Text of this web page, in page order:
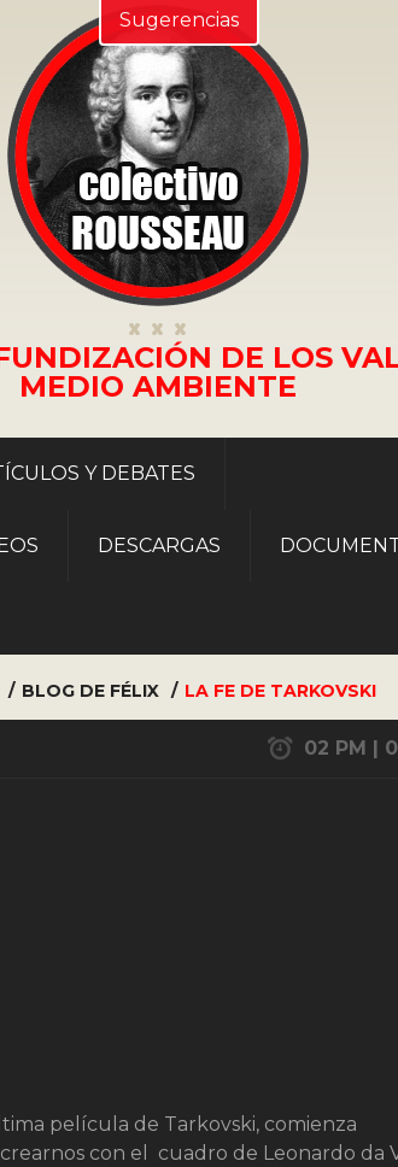
DE LOS
MEDIO AMBIENTE
Y DEBATES
DESCARGAS
BLOG DE FÉLIX LA FE DE TARKOVSKI
02 PM |
película de Tarkovski, comienza
con el cuadro de Leonardo da
Sugerencias